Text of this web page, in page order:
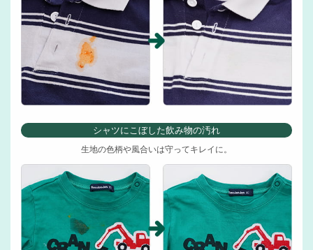
シャツにこぼした飲み物の汚れ
生地の色柄や風合いは守ってキレイに。